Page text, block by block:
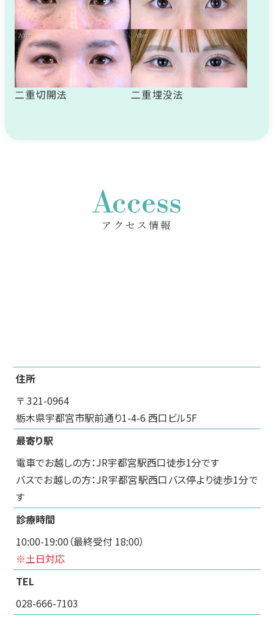
二重切開法 二重埋没法
Access
アクセス情報
住所
〒 321-0964
栃木県宇都宮市駅前通り1-4-6 西口ビル5F
最寄り駅
電車でお越しの方：JR宇都宮駅西口徒歩1分です
バスでお越しの方：JR宇都宮駅西口バス停より徒歩1分で
す
診療時間
10:00-19:00（最終受付 18:00）
※土日対応
TEL
028-666-7103